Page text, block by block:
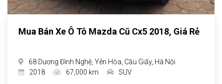
Mua Bán Xe Ô Tô Mazda Cũ Cx5 2018, Giá Rẻ
68 Dương Đình Nghệ, Yên Hòa, Cầu Giấy, Hà Nội
2018
67,000 km SUV